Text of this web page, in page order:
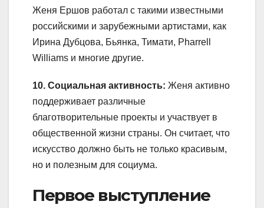
Женя Ершов работал с такими известными
российскими и зарубежными артистами, как
Ирина Дубцова, Бьянка, Тимати, Pharrell
Williams и многие другие.
10. Социальная активность: Женя активно
поддерживает различные
благотворительные проекты и участвует в
общественной жизни страны. Он считает, что
искусство должно быть не только красивым,
но и полезным для социума.
Первое выступление